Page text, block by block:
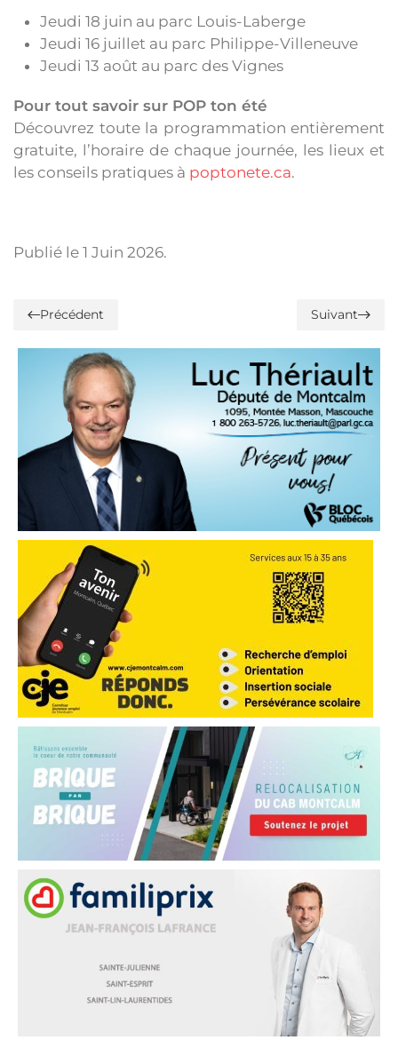
Jeudi 18 juin au parc Louis-Laberge
Jeudi 16 juillet au parc Philippe-Villeneuve
Jeudi 13 août au parc des Vignes
Pour tout savoir sur POP ton été
Découvrez toute la programmation entièrement
gratuite, l’horaire de chaque journée, les lieux et
les conseils pratiques à poptonete.ca.
Publié le 1 Juin 2026.
Précédent Suivant